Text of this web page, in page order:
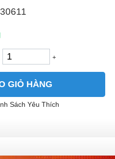
+
GIỎ HÀNG
Sách Yêu Thích